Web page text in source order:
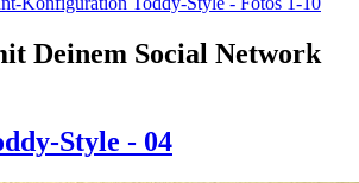
Deinem Social Network
Style - 04